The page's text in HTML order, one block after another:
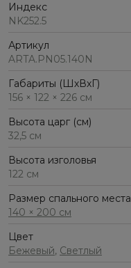
Индекс
NK252.5
Артикул
ARTA.PN05.140N
Габариты (ШхВхГ)
156 × 122 × 226 см
Высота царг (см)
32,5 см
Высота изголовья
122 см
Размер спального места
140 × 200 см
Цвет
Бежевый, Светлый